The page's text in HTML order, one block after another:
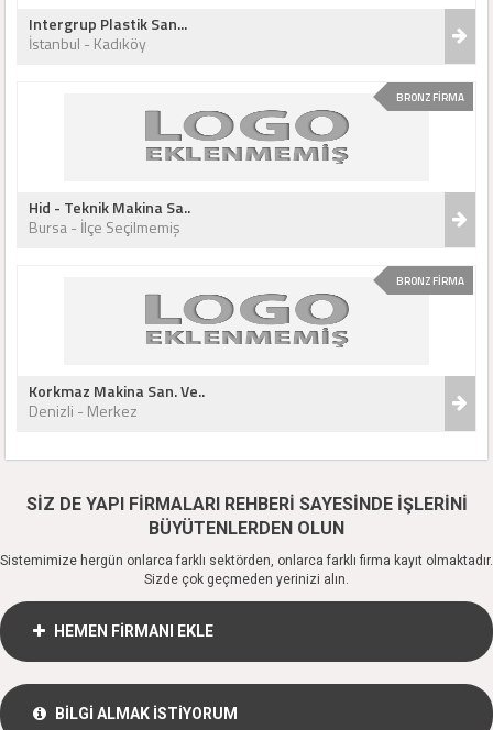
Intergrup Plastik San...
İstanbul - Kadıköy
BRONZ FİRMA
Hid - Teknik Makina Sa..
Bursa - İlçe Seçilmemiş
BRONZ FİRMA
Korkmaz Makina San. Ve..
Denizli - Merkez
SİZ DE YAPI FİRMALARI REHBERİ SAYESİNDE İŞLERİNİ
BÜYÜTENLERDEN OLUN
Sistemimize hergün onlarca farklı sektörden, onlarca farklı firma kayıt olmaktadır.
Sizde çok geçmeden yerinizi alın.
HEMEN FİRMANI EKLE
BİLGİ ALMAK İSTİYORUM